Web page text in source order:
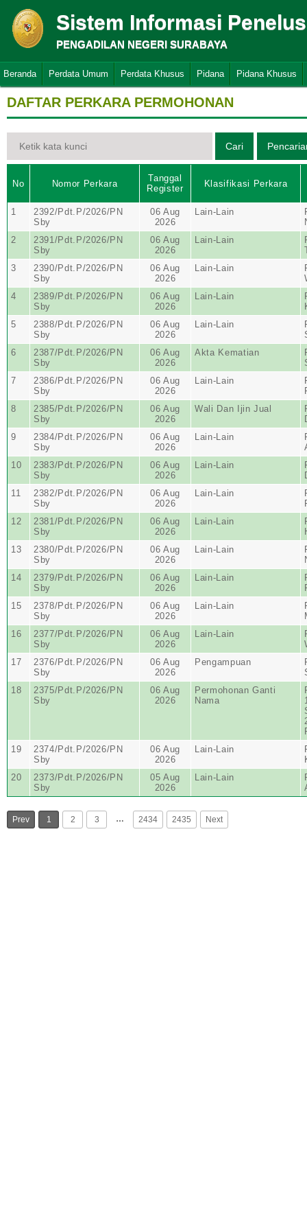
Sistem Informasi
PENGADILAN NEGERI SURABAYA
Beranda Perdata Umum Perdata Khusus Pidana Pidana Khusus
DAFTAR PERKARA PERMOHONAN
No Nomor Perkara
Tanggal
Register
Klasifikasi Perkara
1
2392/Pdt.P/2026/PN
Sby
06 Aug
2026
Lain-Lain
2
2391/Pdt.P/2026/PN
Sby
06 Aug
2026
Lain-Lain
3
2390/Pdt.P/2026/PN
Sby
06 Aug
2026
Lain-Lain
4
2389/Pdt.P/2026/PN
Sby
06 Aug
2026
Lain-Lain
5
2388/Pdt.P/2026/PN
Sby
06 Aug
2026
Lain-Lain
6
2387/Pdt.P/2026/PN
Sby
06 Aug
2026
Akta Kematian
7
2386/Pdt.P/2026/PN
Sby
06 Aug
2026
Lain-Lain
8
2385/Pdt.P/2026/PN
Sby
06 Aug
2026
Wali Dan Ijin Jual
9
2384/Pdt.P/2026/PN
Sby
06 Aug
2026
Lain-Lain
10
2383/Pdt.P/2026/PN
Sby
06 Aug
2026
Lain-Lain
11
2382/Pdt.P/2026/PN
Sby
06 Aug
2026
Lain-Lain
12
2381/Pdt.P/2026/PN
Sby
06 Aug
2026
Lain-Lain
13
2380/Pdt.P/2026/PN
Sby
06 Aug
2026
Lain-Lain
14
2379/Pdt.P/2026/PN
Sby
06 Aug
2026
Lain-Lain
15
2378/Pdt.P/2026/PN
Sby
06 Aug
2026
Lain-Lain
16
2377/Pdt.P/2026/PN
Sby
06 Aug
2026
Lain-Lain
17
2376/Pdt.P/2026/PN
Sby
06 Aug
2026
Pengampuan
18
2375/Pdt.P/2026/PN
Sby
06 Aug
2026
Permohonan Ganti
Nama
19
2374/Pdt.P/2026/PN
Sby
06 Aug
2026
Lain-Lain
20
2373/Pdt.P/2026/PN
Sby
05 Aug
2026
Lain-Lain
Prev 1 2 3 … 2434 2435 Next